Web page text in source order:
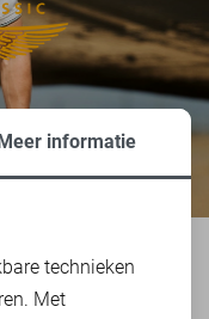
informatie
technieken
Met